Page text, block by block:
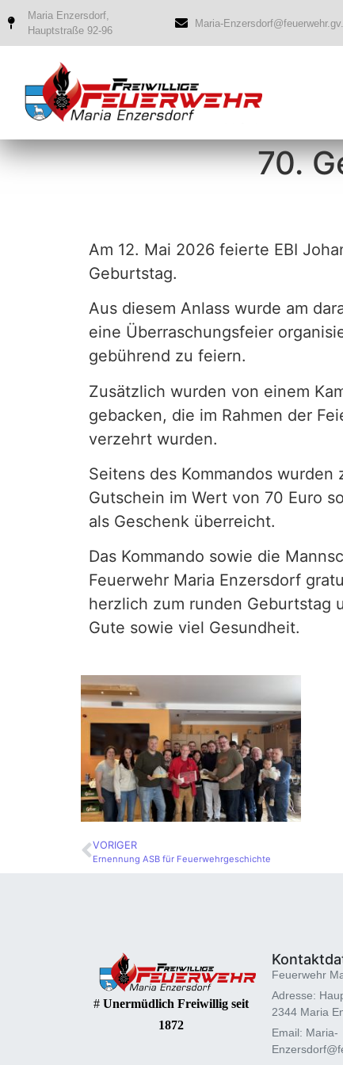
Maria Enzersdorf,
Hauptstraße 92-96
Maria-
70.
Am 12. Mai 2026 feierte EBI
Geburtstag.
Aus diesem Anlass wurde am
eine Überraschungsfeier
gebührend zu feiern.
Zusätzlich wurden von einem
gebacken, die im Rahmen der
verzehrt wurden.
Seitens des Kommandos wurden
Gutschein im Wert von 70 Euro
als Geschenk überreicht.
Das Kommando sowie die
Feuerwehr Maria Enzersdorf
herzlich zum runden Geburtstag
Gute sowie viel Gesundheit.
VORIGER
Ernennung ASB für Feuerwehrgeschichte
# Unermüdlich Freiwillig seit
1872
Feuerwehr
Adresse:
2344 Maria
Email: Maria-